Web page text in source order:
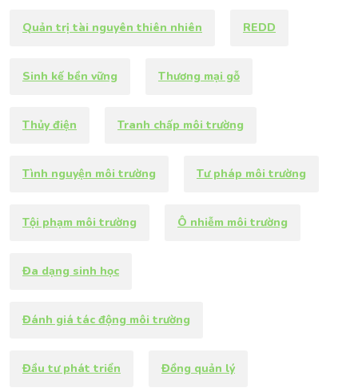
Quản trị tài nguyên thiên nhiên REDD
Sinh kế bền vững Thương mại gỗ
Thủy điện Tranh chấp môi trường
Tình nguyện môi trường Tư pháp môi trường
Tội phạm môi trường Ô nhiễm môi trường
Đa dạng sinh học
Đánh giá tác động môi trường
Đầu tư phát triển Đồng quản lý